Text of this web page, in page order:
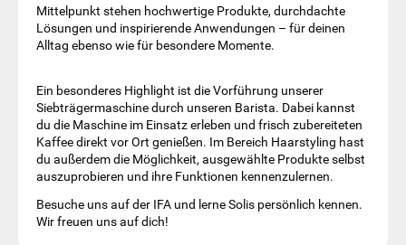
Mittelpunkt stehen hochwertige Produkte, durchdachte
Lösungen und inspirierende Anwendungen – für deinen
Alltag ebenso wie für besondere Momente.
Ein besonderes Highlight ist die Vorführung unserer
Siebträgermaschine durch unseren Barista. Dabei kannst
du die Maschine im Einsatz erleben und frisch zubereiteten
Kaffee direkt vor Ort genießen. Im Bereich Haarstyling hast
du außerdem die Möglichkeit, ausgewählte Produkte selbst
auszuprobieren und ihre Funktionen kennenzulernen.
Besuche uns auf der IFA und lerne Solis persönlich kennen.
Wir freuen uns auf dich!